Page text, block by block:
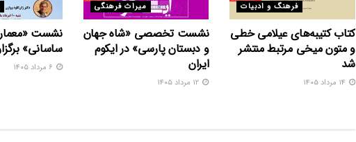
فرهنگ و ادبیات
کتاب کتیبه‌های عیلامی خطی
و متون میخی مرتبط منتشر
شد
میراث فرهنگی
نشست تخصصی «شاه‌ جهان
و دبستان پارسی» در ایکوم
ایران
نشست
ساسانی»